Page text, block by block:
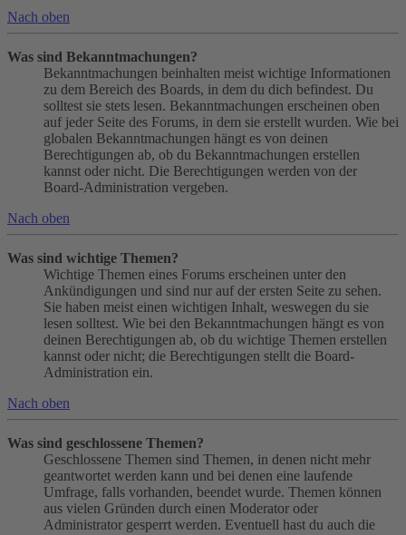
Nach oben
Was sind Bekanntmachungen?
Bekanntmachungen beinhalten meist wichtige Informationen
zu dem Bereich des Boards, in dem du dich befindest. Du
solltest sie stets lesen. Bekanntmachungen erscheinen oben
auf jeder Seite des Forums, in dem sie erstellt wurden. Wie bei
globalen Bekanntmachungen hängt es von deinen
Berechtigungen ab, ob du Bekanntmachungen erstellen
kannst oder nicht. Die Berechtigungen werden von der
Board-Administration vergeben.
Nach oben
Was sind wichtige Themen?
Wichtige Themen eines Forums erscheinen unter den
Ankündigungen und sind nur auf der ersten Seite zu sehen.
Sie haben meist einen wichtigen Inhalt, weswegen du sie
lesen solltest. Wie bei den Bekanntmachungen hängt es von
deinen Berechtigungen ab, ob du wichtige Themen erstellen
kannst oder nicht; die Berechtigungen stellt die Board-
Administration ein.
Nach oben
Was sind geschlossene Themen?
Geschlossene Themen sind Themen, in denen nicht mehr
geantwortet werden kann und bei denen eine laufende
Umfrage, falls vorhanden, beendet wurde. Themen können
aus vielen Gründen durch einen Moderator oder
Administrator gesperrt werden. Eventuell hast du auch die